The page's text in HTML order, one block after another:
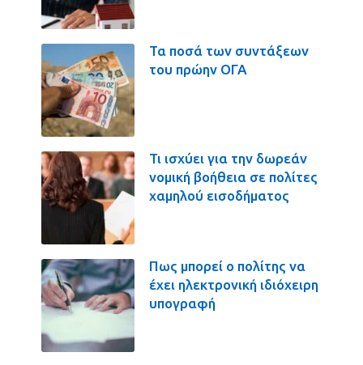
Τα ποσά των συντάξεων
του πρώην ΟΓΑ
Τι ισχύει για την δωρεάν
νομική βοήθεια σε πολίτες
χαμηλού εισοδήματος
Πως μπορεί ο πολίτης να
έχει ηλεκτρονική ιδιόχειρη
υπογραφή